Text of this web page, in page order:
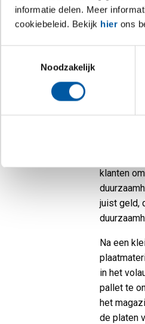
informatie delen. Meer
cookiebeleid. Bekijk hier ons
Noodzakelijk
zo kort is
jammer
altijd
worden
MCB
“Het feit
en een
klanten
juist geld,
Na een
in het
pallet te
het
de platen